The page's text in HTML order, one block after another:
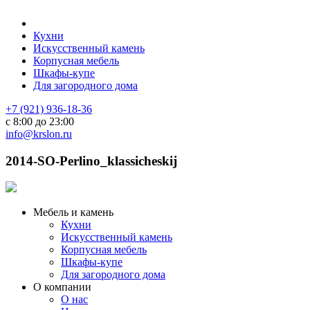
Кухни
Искусственный камень
Корпусная мебель
Шкафы-купе
Для загородного дома
+7 (921) 936-18-36
с 8:00 до 23:00
info@krslon.ru
2014-SO-Perlino_klassicheskij
Мебель и камень
Кухни
Искусственный камень
Корпусная мебель
Шкафы-купе
Для загородного дома
О компании
О нас